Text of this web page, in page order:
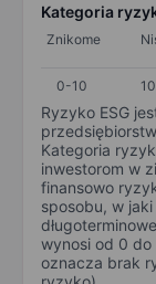
Kategoria
Znikome
0-10
Ryzyko ESG
Kategoria
inwestorom w
finansowo
sposobu, w
wynosi od 0
oznacza brak